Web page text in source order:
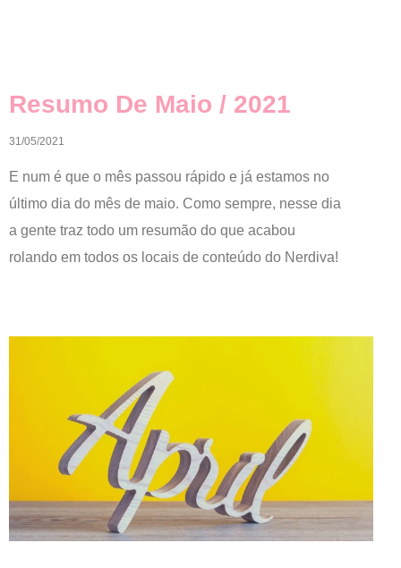
Resumo De Maio / 2021
31/05/2021
E num é que o mês passou rápido e já estamos no
último dia do mês de maio. Como sempre, nesse dia
a gente traz todo um resumão do que acabou
rolando em todos os locais de conteúdo do Nerdiva!